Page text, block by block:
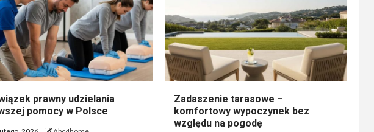
prawny udzielania
pomocy w Polsce
Zadaszenie tarasowe –
komfortowy wypoczynek bez
względu na pogodę